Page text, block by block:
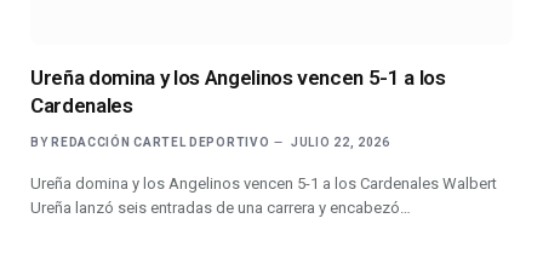
Ureña domina y los Angelinos vencen 5-1 a los
Cardenales
BY REDACCIÓN CARTEL DEPORTIVO JULIO 22, 2026
Ureña domina y los Angelinos vencen 5-1 a los Cardenales Walbert
Ureña lanzó seis entradas de una carrera y encabezó…